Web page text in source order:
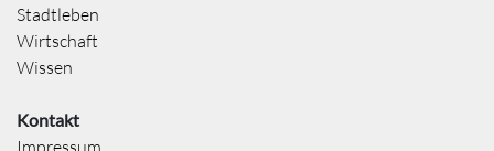
Stadtleben
Wirtschaft
Wissen
Kontakt
Impressum